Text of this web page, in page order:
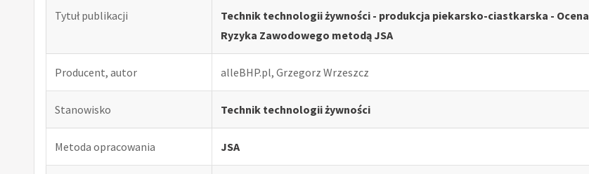
Tytuł publikacji
Technik technologii żywności - produkcja piekarsko-ciastkarska - Ocena
Ryzyka Zawodowego metodą JSA
Producent, autor alleBHP.pl, Grzegorz Wrzeszcz
Stanowisko Technik technologii żywności
Metoda opracowania JSA